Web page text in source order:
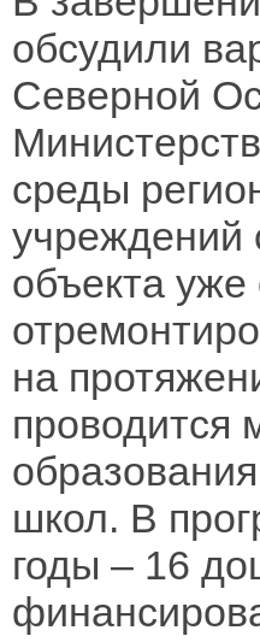
обсудили
Северной
среды
учреждений
объекта
на
проводится
школ. В
годы – 16